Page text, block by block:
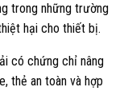
trong những trường
hại cho thiết bị.
có chứng chỉ nâng
thẻ an toàn và hợp